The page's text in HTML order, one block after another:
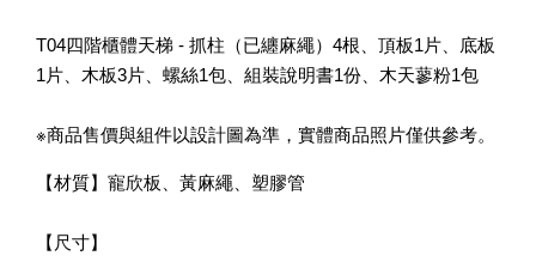
T04四階櫃體天梯 - 抓柱（已纏麻繩）4根、頂板1片、底板
1片、木板3片、螺絲1包、組裝說明書1份、木天蓼粉1包
※商品售價與組件以設計圖為準，實體商品照片僅供參考。
【材質】寵欣板、黃麻繩、塑膠管
【尺寸】